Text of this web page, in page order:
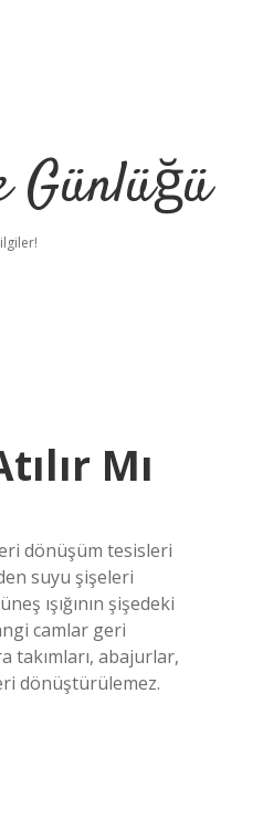
Günlüğü
Mı
dönüşüm tesisleri
suyu şişeleri
ışığının şişedeki
camlar geri
takımları, abajurlar,
dönüştürülemez.